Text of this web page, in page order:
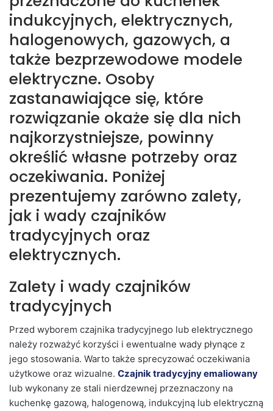
indukcyjnych, elektrycznych,
halogenowych, gazowych, a
także bezprzewodowe modele
elektryczne. Osoby
zastanawiające się, które
rozwiązanie okaże się dla nich
najkorzystniejsze, powinny
określić własne potrzeby oraz
oczekiwania. Poniżej
prezentujemy zarówno zalety,
jak i wady czajników
tradycyjnych oraz
elektrycznych.
Zalety i wady czajników
tradycyjnych
Przed wyborem czajnika tradycyjnego lub elektrycznego
należy rozważyć korzyści i ewentualne wady płynące z
jego stosowania. Warto także sprecyzować oczekiwania
użytkowe oraz wizualne. Czajnik tradycyjny emaliowany
lub wykonany ze stali nierdzewnej przeznaczony na
kuchenkę gazową, halogenową, indukcyjną lub elektryczną